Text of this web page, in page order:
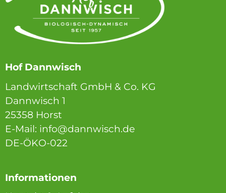
Hof Dannwisch
Landwirtschaft GmbH & Co. KG
Dannwisch 1
25358 Horst
E-Mail: info@dannwisch.de
DE-ÖKO-022
Informationen